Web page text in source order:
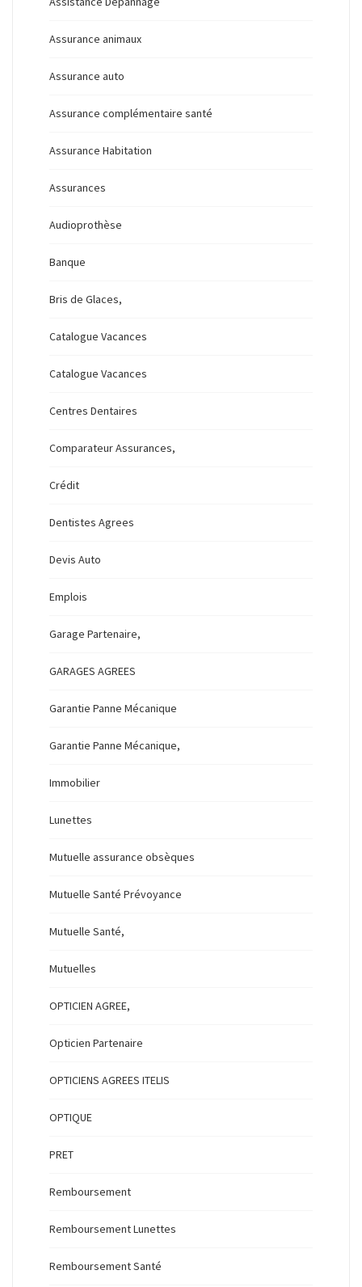
Assurance animaux
Assurance auto
Assurance complémentaire santé
Assurance Habitation
Assurances
Audioprothèse
Banque
Bris de Glaces,
Catalogue Vacances
Catalogue Vacances
Centres Dentaires
Comparateur Assurances,
Crédit
Dentistes Agrees
Devis Auto
Emplois
Garage Partenaire,
GARAGES AGREES
Garantie Panne Mécanique
Garantie Panne Mécanique,
Immobilier
Lunettes
Mutuelle assurance obsèques
Mutuelle Santé Prévoyance
Mutuelle Santé,
Mutuelles
OPTICIEN AGREE,
Opticien Partenaire
OPTICIENS AGREES ITELIS
OPTIQUE
PRET
Remboursement
Remboursement Lunettes
Remboursement Santé